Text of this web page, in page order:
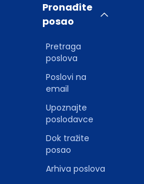
Pronađite
posao
Pretraga
poslova
Poslovi na
email
Upoznajte
poslodavce
Dok tražite
posao
Arhiva poslova